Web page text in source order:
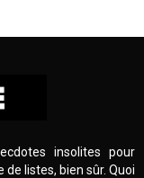
insolites pour
listes, bien sûr. Quoi